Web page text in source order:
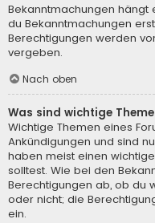
Bekanntmachungen hängt
du Bekanntmachungen
Berechtigungen werden
vergeben.
Nach oben
Was sind wichtige
Wichtige Themen eines
Ankündigungen und sind
haben meist einen
solltest. Wie bei den
Berechtigungen ab, ob du
oder nicht; die
ein.